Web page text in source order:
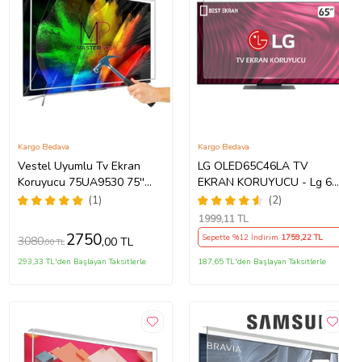
Vestel Uyumlu Tv Ekran
Koruyucu 75UA9530 75''
189 Ekran 4K Smart Android
(1)
Kargo Bedava
3080,00 TL 2750,00 TL
293,33 TL'den Başlayan Taksitlerle
LG OLED65C46LA TV
EKRAN KORUYUCU - Lg 65"
inç 4k Oled Evo Ekran
Koruyucu
(2)
Kargo Bedava
1999,11 TL
Sepette %12 İndirim 1759,22 TL
187,65 TL'den Başlayan Taksitlerle